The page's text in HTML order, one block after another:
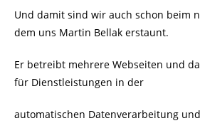
Und damit sind wir auch schon beim
dem uns Martin Bellak erstaunt.
Er betreibt mehrere Webseiten und
für Dienstleistungen in der
automatischen Datenverarbeitung